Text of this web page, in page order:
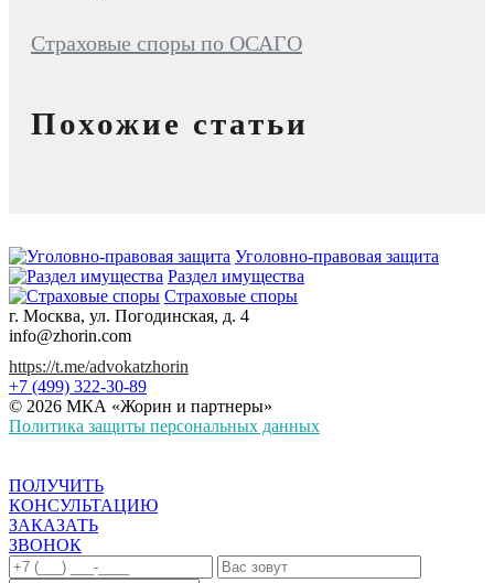
Страховые споры по ОСАГО
Похожие статьи
Уголовно-правовая защита
Раздел имущества
Страховые споры
г. Москва, ул. Погодинская, д. 4
info@zhorin.com
https://t.me/advokatzhorin
+7 (499) 322-30-89
© 2026 МКА «Жорин и партнеры»
Политика защиты персональных данных
ПОЛУЧИТЬ
КОНСУЛЬТАЦИЮ
ЗАКАЗАТЬ
ЗВОНОК